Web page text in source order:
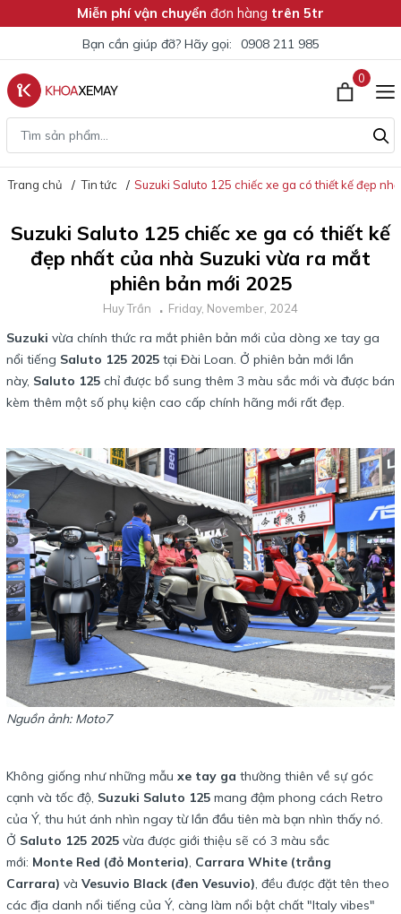
Miễn phí vận chuyển đơn hàng trên 5tr
Bạn cần giúp đỡ? Hãy gọi: 0908 211 985
0
Trang chủ Tin tức Suzuki Saluto 125 chiếc xe ga có thiết kế đẹp
Suzuki Saluto 125 chiếc xe ga có thiết kế
đẹp nhất của nhà Suzuki vừa ra mắt
phiên bản mới 2025
Huy Trần Friday, November, 2024
Suzuki vừa chính thức ra mắt phiên bản mới của dòng xe tay ga
nổi tiếng Saluto 125 2025 tại Đài Loan. Ở phiên bản mới lần
này, Saluto 125 chỉ được bổ sung thêm 3 màu sắc mới và được bán
kèm thêm một số phụ kiện cao cấp chính hãng mới rất đẹp.
Nguồn ảnh: Moto7
Không giống như những mẫu xe tay ga thường thiên về sự góc
cạnh và tốc độ, Suzuki Saluto 125 mang đậm phong cách Retro
của Ý, thu hút ánh nhìn ngay từ lần đầu tiên mà bạn nhìn thấy nó.
Ở Saluto 125 2025 vừa được giới thiệu sẽ có 3 màu sắc
mới: Monte Red (đỏ Monteria), Carrara White (trắng
Carrara) và Vesuvio Black (đen Vesuvio), đều được đặt tên theo
các địa danh nổi tiếng của Ý, càng làm nổi bật chất "Italy vibes"